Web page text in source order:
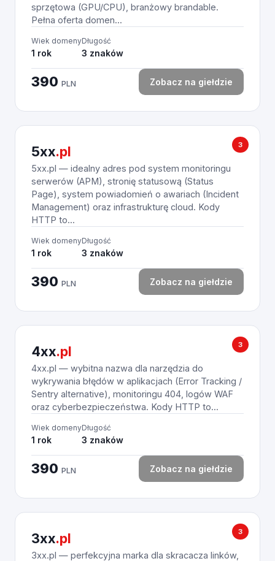
sprzętowa (GPU/CPU), branżowy brandable.
Pełna oferta domen...
Wiek domeny
1 rok
Długość
3 znaków
390 PLN Zobacz na giełdzie
3
5xx.pl
5xx.pl — idealny adres pod system monitoringu
serwerów (APM), stronię statusową (Status
Page), system powiadomień o awariach (Incident
Management) oraz infrastrukturę cloud. Kody
HTTP to...
Wiek domeny
1 rok
Długość
3 znaków
390 PLN Zobacz na giełdzie
3
4xx.pl
4xx.pl — wybitna nazwa dla narzędzia do
wykrywania błędów w aplikacjach (Error Tracking /
Sentry alternative), monitoringu 404, logów WAF
oraz cyberbezpieczeństwa. Kody HTTP to...
Wiek domeny
1 rok
Długość
3 znaków
390 PLN Zobacz na giełdzie
3
3xx.pl
3xx.pl — perfekcyjna marka dla skracacza linków,